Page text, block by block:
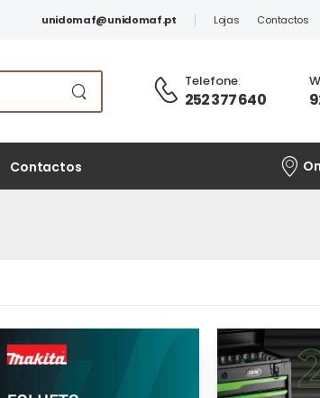
unidomaf@unidomaf.pt Lojas Contactos
Telefone:
252 377 640
Contactos